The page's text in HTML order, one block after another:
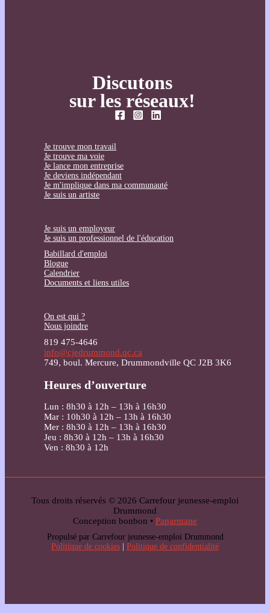
Discutons
sur les réseaux!
Je trouve mon travail
Je trouve ma voie
Je lance mon entreprise
Je deviens indépendant
Je m'implique dans ma communauté
Je suis un artiste
Je suis un employeur
Je suis un professionnel de l'éducation
Babillard d'emploi
Blogue
Calendrier
Documents et liens utiles
On est qui ?
Nous joindre
819 475-4646
info@cjedrummond.qc.ca
749, boul. Mercure, Drummondville QC J2B 3K6
Heures d’ouverture
Lun : 8h30 à 12h – 13h à 16h30
Mar : 10h30 à 12h – 13h à 16h30
Mer : 8h30 à 12h – 13h à 16h30
Jeu : 8h30 à 12h – 13h à 16h30
Ven : 8h30 à 12h
Tous droits réservés © 2026 Carrefour jeunesse-emploi
Drummond
Conception bonbon • Paparmane
Propulsé par Carrefour jeunesse-emploi Drummond
Politique de cookies
Politique de confidentialité